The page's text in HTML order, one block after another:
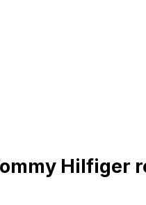
Hilfiger